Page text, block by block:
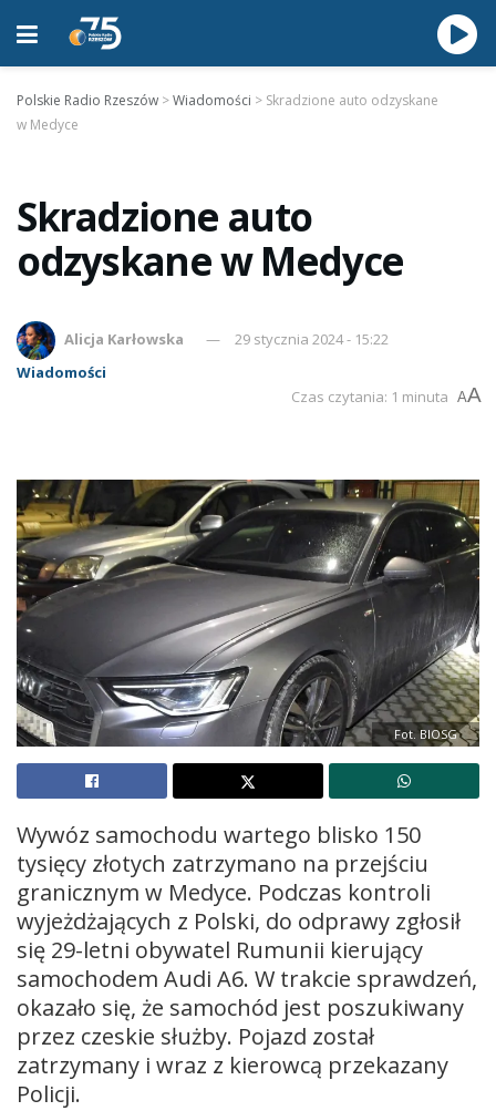
Polskie Radio Rzeszów >Wiadomości > Skradzione auto odzyskane
w Medyce
Skradzione auto
odzyskane w Medyce
Alicja Karłowska
29 stycznia 2024 - 15:22
Wiadomości
Czas czytania: 1 minuta AA
Fot. BIOSG
Wywóz samochodu wartego blisko 150
tysięcy złotych zatrzymano na przejściu
granicznym w Medyce. Podczas kontroli
wyjeżdżających z Polski, do odprawy zgłosił
się 29-letni obywatel Rumunii kierujący
samochodem Audi A6. W trakcie sprawdzeń,
okazało się, że samochód jest poszukiwany
przez czeskie służby. Pojazd został
zatrzymany i wraz z kierowcą przekazany
Policji.